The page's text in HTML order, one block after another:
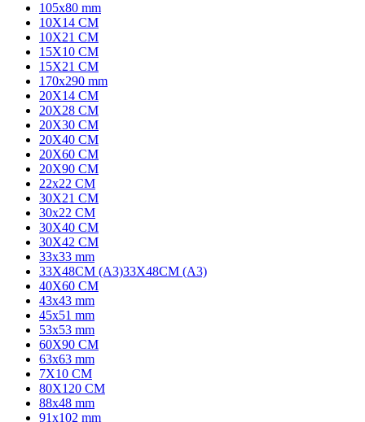
105x80 mm
10X14 CM
10X21 CM
15X10 CM
15X21 CM
170x290 mm
20X14 CM
20X28 CM
20X30 CM
20X40 CM
20X60 CM
20X90 CM
22x22 CM
30X21 CM
30x22 CM
30X40 CM
30X42 CM
33x33 mm
33X48CM (A3)33X48CM (A3)
40X60 CM
43x43 mm
45x51 mm
53x53 mm
60X90 CM
63x63 mm
7X10 CM
80X120 CM
88x48 mm
91x102 mm